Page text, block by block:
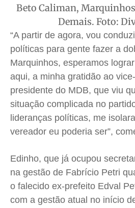
Beto Caliman,
Demais. Foto:
“A partir de agora, vou
políticas para gente fazer a
Marquinhos, esperamos
aqui, a minha gratidão ao
presidente do MDB, que viu
situação complicada no
lideranças políticas, me
vereador eu poderia ser”,
Edinho, que já ocupou
na gestão de Fabrício Petri
o falecido ex-prefeito Edval
com a gestão atual no início